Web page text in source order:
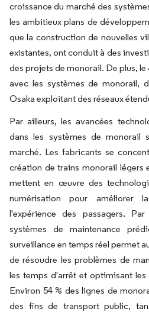
croissance du marché des
les ambitieux plans de
que la construction de nouvelles
existantes, ont conduit à des
des projets de monorail. De plus,
avec les systèmes de monorail,
Osaka exploitant des réseaux
Par ailleurs, les avancées
dans les systèmes de monorail
marché. Les fabricants se
création de trains monorail légers
mettent en œuvre des
numérisation pour améliorer
l'expérience des passagers.
systèmes de maintenance
surveillance en temps réel permet
de résoudre les problèmes de
les temps d'arrêt et optimisant
Environ 54 % des lignes de
des fins de transport public,